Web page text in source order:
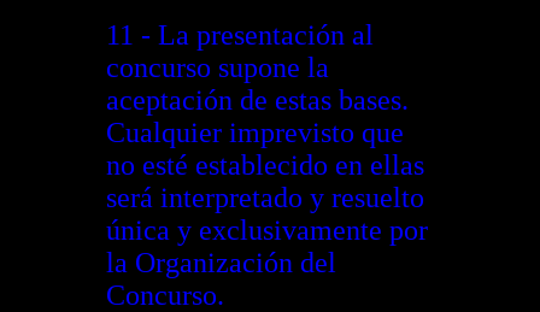
11 - La presentación al
concurso supone la
aceptación de estas bases.
Cualquier imprevisto que
no esté establecido en ellas
será interpretado y resuelto
única y exclusivamente por
la Organización del
Concurso.